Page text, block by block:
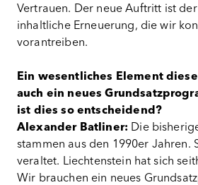
Vertrauen. Der neue Auftritt ist
inhaltliche Erneuerung, die wir
vorantreiben.
Ein wesentliches Element
auch ein neues
ist dies so entscheidend?
Alexander Batliner: Die
stammen aus den 1990er Jahren.
veraltet. Liechtenstein hat sich
Wir brauchen ein neues